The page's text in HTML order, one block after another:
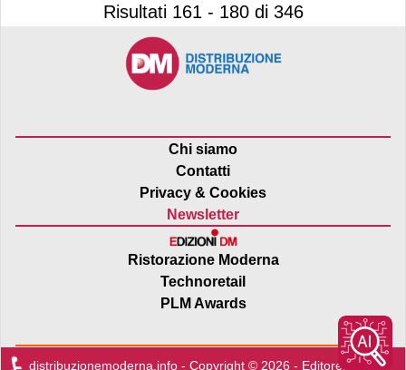
Risultati 161 - 180 di 346
Chi siamo
Contatti
Privacy & Cookies
Newsletter
Ristorazione Moderna
Technoretail
PLM Awards
distribuzionemoderna.info - Copyright © 2026 - Editore:Edra